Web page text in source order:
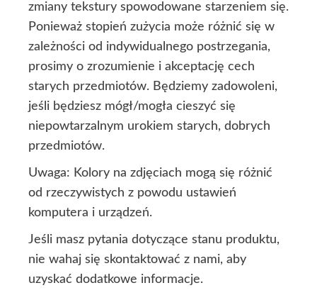
zmiany tekstury spowodowane starzeniem się.
Ponieważ stopień zużycia może różnić się w
zależności od indywidualnego postrzegania,
prosimy o zrozumienie i akceptację cech
starych przedmiotów. Będziemy zadowoleni,
jeśli będziesz mógł/mogła cieszyć się
niepowtarzalnym urokiem starych, dobrych
przedmiotów.
Uwaga: Kolory na zdjęciach mogą się różnić
od rzeczywistych z powodu ustawień
komputera i urządzeń.
Jeśli masz pytania dotyczące stanu produktu,
nie wahaj się skontaktować z nami, aby
uzyskać dodatkowe informacje.